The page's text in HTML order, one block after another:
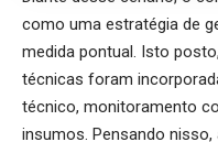
como uma estratégia de
medida pontual. Isto
técnicas foram
técnico, monitoramento
insumos. Pensando